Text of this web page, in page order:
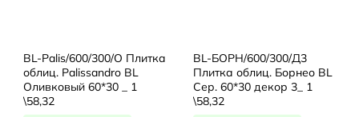
BL-Palis/600/300/О Плитка
облиц. Palissandro BL
Оливковый 60*30 _ 1
\58,32
BL-БОРН/600/300/Д3
Плитка облиц. Борнео BL
Сер. 60*30 декор 3_ 1
\58,32